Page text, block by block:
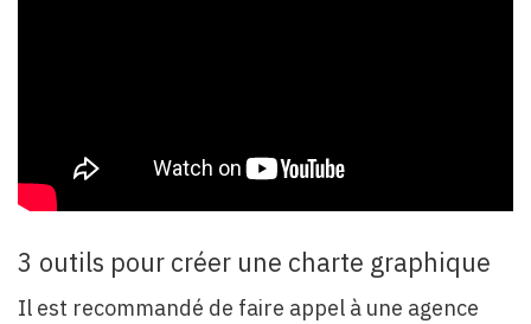
3 outils pour créer une charte graphique
Il est recommandé de faire appel à une agence